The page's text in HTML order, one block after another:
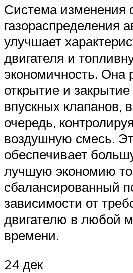
Система изменения
газораспределения
улучшает
двигателя и
экономичность. Она
открытие и
впускных клапанов,
очередь,
воздушную смесь.
обеспечивает
лучшую экономию
сбалансированный
зависимости от
двигателю в любой
времени.
24 дек